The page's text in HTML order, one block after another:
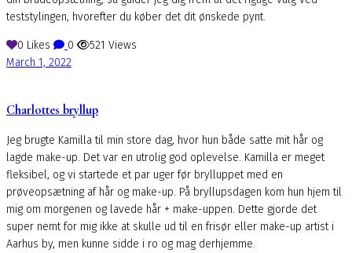
teststylingen, hvorefter du køber det dit ønskede pynt.
0 Likes 0 521 Views
March 1, 2022
Charlottes bryllup
Jeg brugte Kamilla til min store dag, hvor hun både satte mit hår og
lagde make-up. Det var en utrolig god oplevelse. Kamilla er meget
fleksibel, og vi startede et par uger før brylluppet med en
prøveopsætning af hår og make-up. På bryllupsdagen kom hun hjem til
mig om morgenen og lavede hår + make-uppen. Dette gjorde det
super nemt for mig ikke at skulle ud til en frisør eller make-up artist i
Aarhus by, men kunne sidde i ro og mag derhjemme.